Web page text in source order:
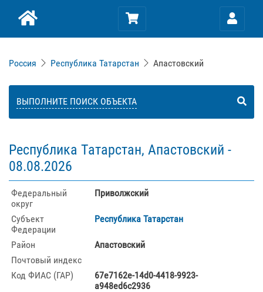
Россия Республика Татарстан Апастовский
ВЫПОЛНИТЕ ПОИСК ОБЪЕКТА
Республика Татарстан, Апастовский -
08.08.2026
Федеральный
округ
Приволжский
Субъект
Федерации
Республика Татарстан
Район
Апастовский
Почтовый индекс
Код ФИАС (ГАР)
67e7162e-14d0-4418-9923-
a948ed6c2936